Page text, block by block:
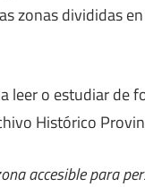
zonas divididas
leer o estudiar de
Histórico
accesible para